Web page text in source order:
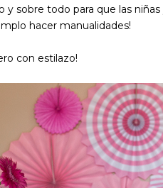
y sobre todo para que las
hacer manualidades!
con estilazo!